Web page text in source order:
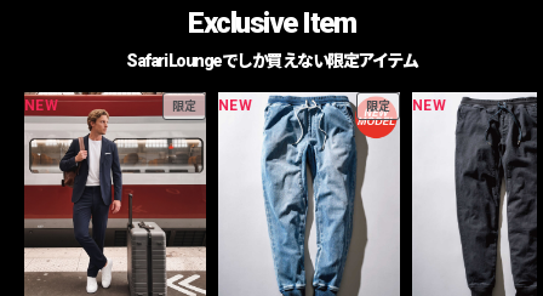
Exclusive Item
Safari Loungeでしか買えない限定アイテム
NEW 限定 NEW 限定 NEW